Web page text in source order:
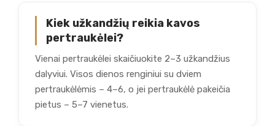
Kiek užkandžių reikia kavos
pertraukėlei?
Vienai pertraukėlei skaičiuokite 2–3 užkandžius
dalyviui. Visos dienos renginiui su dviem
pertraukėlėmis – 4–6, o jei pertraukėlė pakeičia
pietus – 5–7 vienetus.